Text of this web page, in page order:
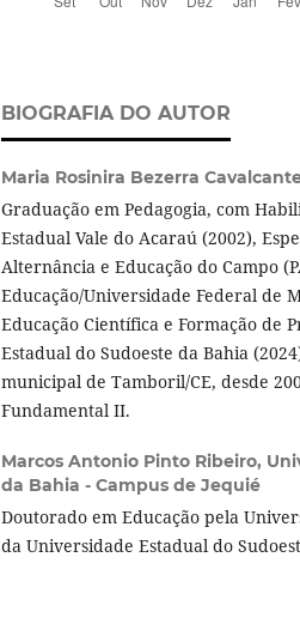
BIOGRAFIA DO AUTOR
Maria Rosinira Bezerra
Graduação em Pedagogia, com
Estadual Vale do Acaraú (2002),
Alternância e Educação do Campo
Educação/Universidade Federal de
Educação Científica e Formação de
Estadual do Sudoeste da Bahia
municipal de Tamboril/CE, desde
Fundamental II.
Marcos Antonio Pinto Ribeiro,
da Bahia - Campus de Jequié
Doutorado em Educação pela
da Universidade Estadual do